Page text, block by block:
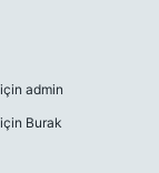
için admin
için Burak